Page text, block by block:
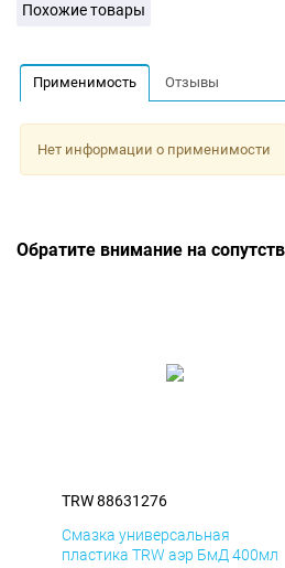
Похожие товары
Применимость Отзывы
Нет информации о применимости
Обратите внимание на
TRW 88631276
Смазка универсальная
пластика TRW аэр БмД 400мл